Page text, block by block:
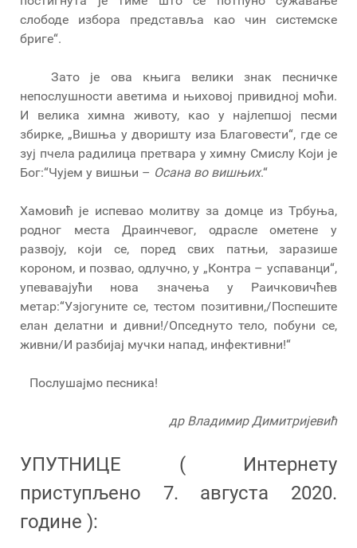
слободе избора представља као чин системске
бриге“.
Зато је ова књига велики знак песничке
непослушности аветима и њиховој привидној моћи.
И велика химна животу, као у најлепшој песми
збирке, „Вишња у дворишту иза Благовести“, где се
зуј пчела радилица претвара у химну Смислу Који је
Бог:“Чујем у вишњи – Осана во вишњих.“
Хамовић је испевао молитву за домце из Трбуња,
родног места Драинчевог, одрасле ометене у
развоју, који се, поред свих патњи, заразише
короном, и позвао, одлучно, у „Контра – успаванци“,
упевавајући нова значења у Раичковичћев
метар:“Узјогуните се, тестом позитивни,/Поспешите
елан делатни и дивни!/Опседнуто тело, побуни се,
живни/И разбијај мучки напад, инфективни!“
Послушајмо песника!
др Владимир Димитријевић
УПУТНИЦЕ ( Интернету
приступљено 7. августа 2020.
године ):